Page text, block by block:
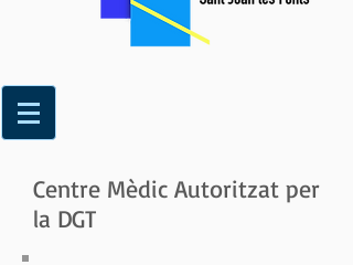
Centre Mèdic Autoritzat per
la DGT